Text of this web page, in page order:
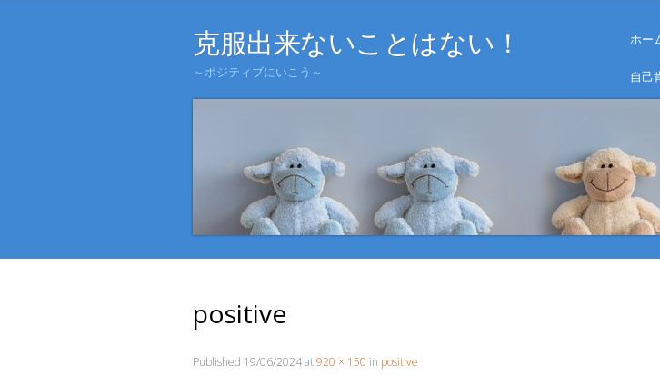
克服出来ないことはない！
～ポジティブにいこう～
Skip to
ホー
自己
positive
Published 19/06/2024at920 × 150 in positive